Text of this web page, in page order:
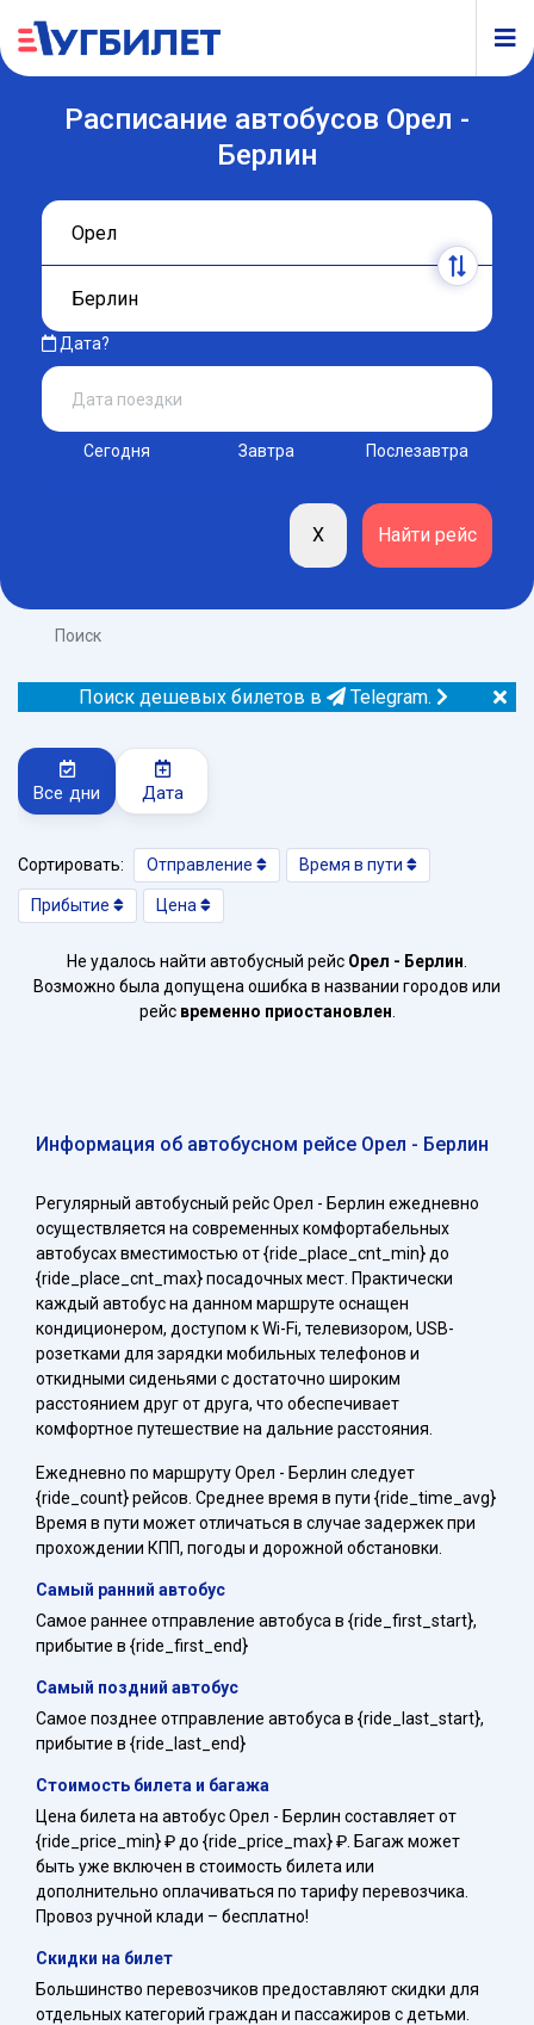
Расписание автобусов Орел -
Берлин
Дата?
Сегодня Завтра Послезавтра
Поиск
Поиск дешевых билетов в Telegram.
Все дни Дата
Сортировать: Отправление Время в пути
Прибытие Цена
Не удалось найти автобусный рейс Орел - Берлин
Возможно была допущена ошибка в названии городов или
рейс временно приостановлен
Информация об автобусном рейсе Орел - Берлин
Регулярный автобусный рейс Орел - Берлин ежедневно
осуществляется на современных комфортабельных
автобусах вместимостью от {ride_place_cnt_min} до
{ride_place_cnt_max} посадочных мест. Практически
каждый автобус на данном маршруте оснащен
кондиционером, доступом к Wi-Fi, телевизором, USB-
розетками для зарядки мобильных телефонов и
откидными сиденьями с достаточно широким
расстоянием друг от друга, что обеспечивает
комфортное путешествие на дальние расстояния.
Ежедневно по маршруту Орел - Берлин следует
{ride_count} рейсов. Среднее время в пути {ride_time_avg}
Время в пути может отличаться в случае задержек при
прохождении КПП, погоды и дорожной обстановки.
Самый ранний автобус
Самое раннее отправление автобуса в {ride_first_start},
прибытие в {ride_first_end}
Самый поздний автобус
Самое позднее отправление автобуса в {ride_last_start},
прибытие в {ride_last_end}
Стоимость билета и багажа
Цена билета на автобус Орел - Берлин составляет от
{ride_price_min} ₽ до {ride_price_max} ₽. Багаж может
быть уже включен в стоимость билета или
дополнительно оплачиваться по тарифу перевозчика.
Провоз ручной клади – бесплатно!
Скидки на билет
Большинство перевозчиков предоставляют скидки для
отдельных категорий граждан и пассажиров с детьми.